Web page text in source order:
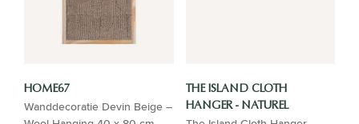
HOME67
Wanddecoratie Devin Beige –
THE ISLAND CLOTH
HANGER - NATUREL